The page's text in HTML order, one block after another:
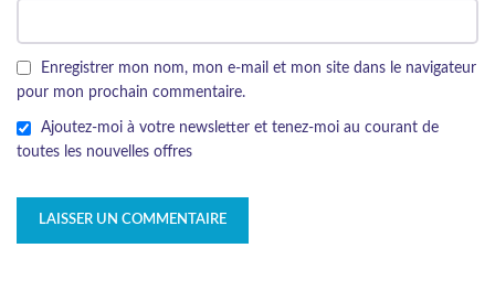
Enregistrer mon nom, mon e-mail et mon site dans le navigateur
pour mon prochain commentaire.
Ajoutez-moi à votre newsletter et tenez-moi au courant de
toutes les nouvelles offres